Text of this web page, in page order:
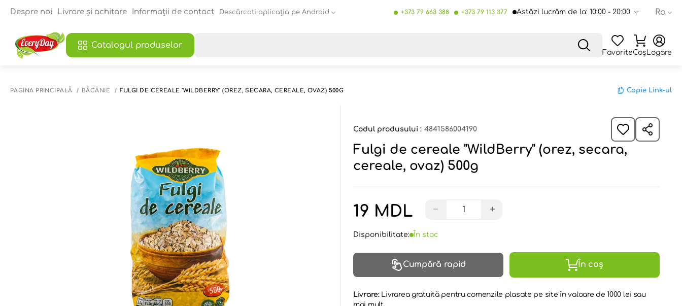
Despre noi Livrare și achitare Informații de contact Descărcati aplicația pe Android +373 79 663 388 +373 79 113 377 Astăzi lucrăm de la: 10:00 - 20:00 Ro
Catalogul produselor
FavoriteCoșLogare
PAGINA PRINCIPALĂ BĂCĂNIE FULGI DE CEREALE "WILDBERRY" (OREZ, SECARA, CEREALE, OVAZ) 500G Copie Link-ul
Codul produsului : 4841586004190
Fulgi de cereale "WildBerry" (orez, secara,
cereale, ovaz) 500g
19 MDL − +
Disponibilitate: În stoc
Cumpără rapid În coș
Livrare: Livrarea gratuită pentru comenzile plasate pe site în valoare de 1000 lei sau
mai mult.